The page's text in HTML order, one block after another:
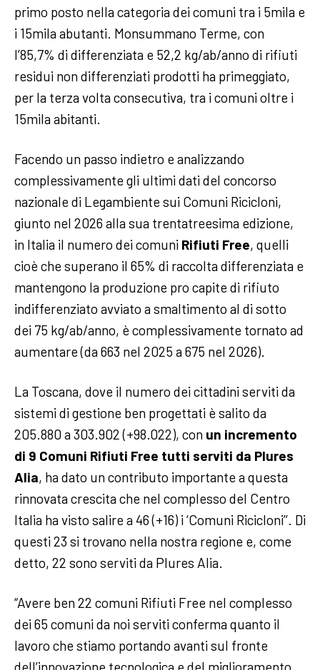
primo posto nella categoria dei comuni tra i 5mila e
i 15mila abutanti. Monsummano Terme, con
l’85,7% di differenziata e 52,2 kg/ab/anno di rifiuti
residui non differenziati prodotti ha primeggiato,
per la terza volta consecutiva, tra i comuni oltre i
15mila abitanti.
Facendo un passo indietro e analizzando
complessivamente gli ultimi dati del concorso
nazionale di Legambiente sui Comuni Ricicloni,
giunto nel 2026 alla sua trentatreesima edizione,
in Italia il numero dei comuni Rifiuti Free, quelli
cioè che superano il 65% di raccolta differenziata e
mantengono la produzione pro capite di rifiuto
indifferenziato avviato a smaltimento al di sotto
dei 75 kg/ab/anno, è complessivamente tornato ad
aumentare (da 663 nel 2025 a 675 nel 2026).
La Toscana, dove il numero dei cittadini serviti da
sistemi di gestione ben progettati è salito da
205.880 a 303.902 (+98.022), con un incremento
di 9 Comuni Rifiuti Free tutti serviti da Plures
Alia, ha dato un contributo importante a questa
rinnovata crescita che nel complesso del Centro
Italia ha visto salire a 46 (+16) i ‘Comuni Ricicloni’’. Di
questi 23 si trovano nella nostra regione e, come
detto, 22 sono serviti da Plures Alia.
“Avere ben 22 comuni Rifiuti Free nel complesso
dei 65 comuni da noi serviti conferma quanto il
lavoro che stiamo portando avanti sul fronte